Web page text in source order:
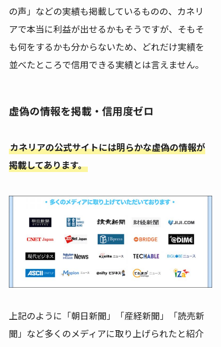
の声」などの実績も掲載しているものの、カネリ
アで本当に利益が出せるかもそうですが、そもそ
も何をするかも分からないため、どれだけ実績を
並べたところで信用できる実績とは言えません。
虚偽の情報を掲載・信用度ゼロ
カネリアの公式サイトには明らかな虚偽の情報が
掲載してあります。
上記のように「朝日新聞」「産経新聞」「読売新
聞」など多くのメディアに取り上げられたと紹介